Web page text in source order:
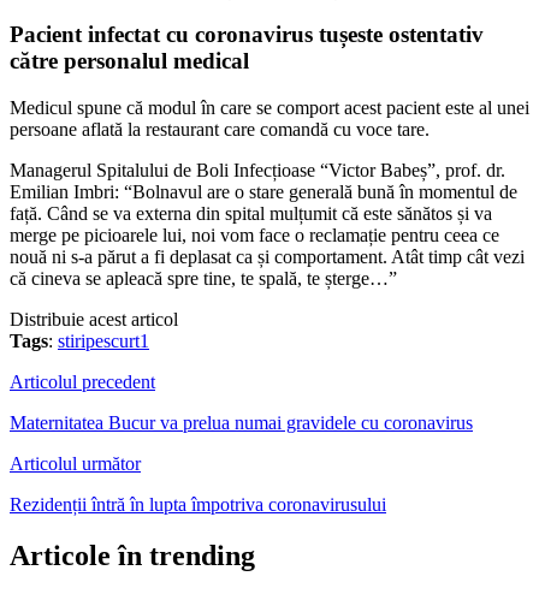
Pacient infectat cu coronavirus tușeste ostentativ
către personalul medical
Medicul spune că modul în care se comport acest pacient este al unei
persoane aflată la restaurant care comandă cu voce tare.
Managerul Spitalului de Boli Infecțioase “Victor Babeș”, prof. dr.
Emilian Imbri: “Bolnavul are o stare generală bună în momentul de
față. Când se va externa din spital mulțumit că este sănătos și va
merge pe picioarele lui, noi vom face o reclamație pentru ceea ce
nouă ni s-a părut a fi deplasat ca și comportament. Atât timp cât vezi
că cineva se apleacă spre tine, te spală, te șterge…”
Distribuie acest articol
Tags: stiripescurt1
Articolul precedent
Maternitatea Bucur va prelua numai gravidele cu coronavirus
Articolul următor
Rezidenții întră în lupta împotriva coronavirusului
Articole în trending